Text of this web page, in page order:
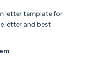
letter template for
letter and best